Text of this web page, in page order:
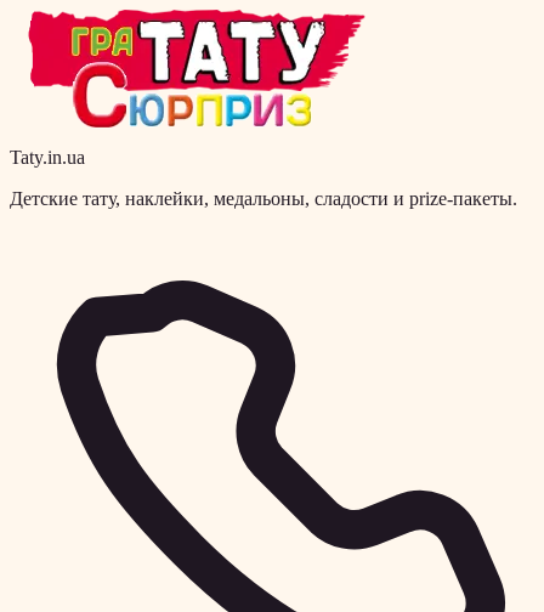
Taty.in.ua
Детские тату, наклейки, медальоны, сладости и prize-пакеты.